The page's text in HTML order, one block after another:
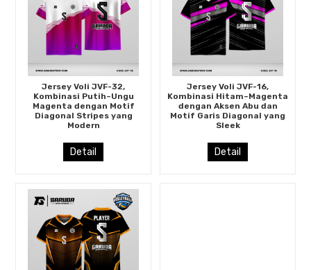
Jersey Voli JVF-32,
Kombinasi Putih–Ungu
Magenta dengan Motif
Diagonal Stripes yang
Modern
Detail
Jersey Voli JVF-16,
Kombinasi Hitam–Magenta
dengan Aksen Abu dan
Motif Garis Diagonal yang
Sleek
Detail